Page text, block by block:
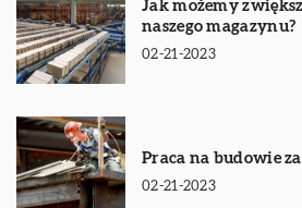
Jak możemy
naszego magazynu?
02-21-2023
Praca na budowie
02-21-2023